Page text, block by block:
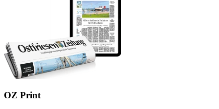
OZ Print